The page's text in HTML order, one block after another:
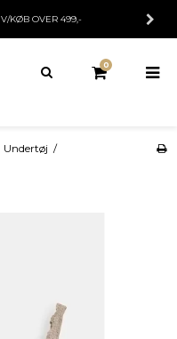
V/KØB OVER 499,-
0
Undertøj /